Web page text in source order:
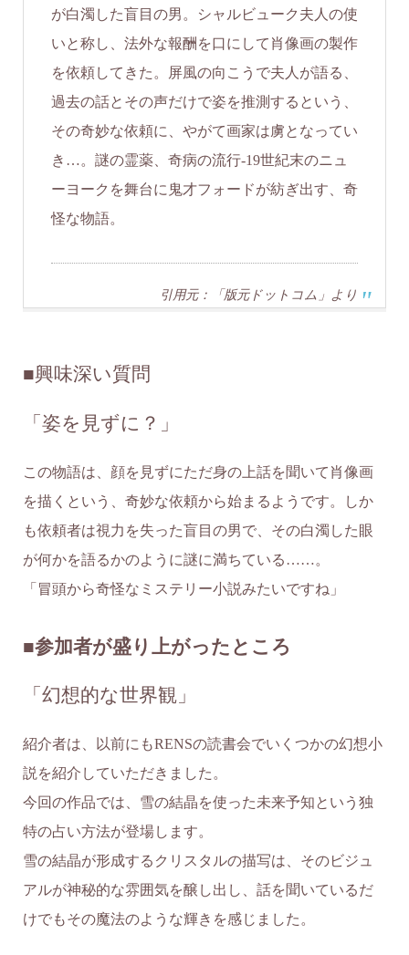
が白濁した盲目の男。シャルビューク夫人の使
いと称し、法外な報酬を口にして肖像画の製作
を依頼してきた。屏風の向こうで夫人が語る、
過去の話とその声だけで姿を推測するという、
その奇妙な依頼に、やがて画家は虜となってい
き…。謎の霊薬、奇病の流行-19世紀末のニュ
ーヨークを舞台に鬼才フォードが紡ぎ出す、奇
怪な物語。
引用元：「版元ドットコム」より
■興味深い質問
「姿を見ずに？」
この物語は、顔を見ずにただ身の上話を聞いて肖像画
を描くという、奇妙な依頼から始まるようです。しか
も依頼者は視力を失った盲目の男で、その白濁した眼
が何かを語るかのように謎に満ちている……。
「冒頭から奇怪なミステリー小説みたいですね」
■参加者が盛り上がったところ
「幻想的な世界観」
紹介者は、以前にもRENSの読書会でいくつかの幻想小
説を紹介していただきました。
今回の作品では、雪の結晶を使った未来予知という独
特の占い方法が登場します。
雪の結晶が形成するクリスタルの描写は、そのビジュ
アルが神秘的な雰囲気を醸し出し、話を聞いているだ
けでもその魔法のような輝きを感じました。